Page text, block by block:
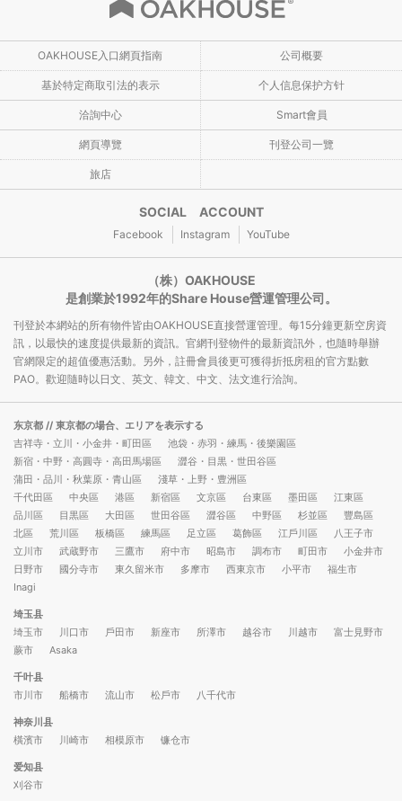
OAKHOUSE入口網頁指南 公司概要
基於特定商取引法的表示 个人信息保护方针
洽詢中心 Smart會員
網頁導覽 刊登公司一覽
旅店
SOCIAL ACCOUNT
Facebook Instagram YouTube
（株）OAKHOUSE
是創業於1992年的Share House營運管理公司。
刊登於本網站的所有物件皆由OAKHOUSE直接營運管理。每15分鐘更新空房資
訊，以最快的速度提供最新的資訊。官網刊登物件的最新資訊外，也隨時舉辦
官網限定的超值優惠活動。另外，註冊會員後更可獲得折抵房租的官方點數
PAO。歡迎隨時以日文、英文、韓文、中文、法文進行洽詢。
东京都 // 東京都の場合、エリアを表示する
吉祥寺・立川・小金井・町田區
池袋・赤羽・練馬・後樂園區
新宿・中野・高圓寺・高田馬場區
澀谷・目黒・世田谷區
蒲田・品川・秋葉原・青山區
淺草・上野・豊洲區
千代田區
中央區 港區 新宿區 文京區 台東區 墨田區
江東區
品川區
目黒區 大田區 世田谷區 澀谷區 中野區 杉並區
豐島區
北區
荒川區 板橋區 練馬區 足立區 葛飾區 江戶川區
八王子市
立川市
武蔵野市 三鷹市 府中市 昭島市 調布市 町田市
小金井市
日野市
國分寺市 東久留米市 多摩市 西東京市 小平市
福生市
Inagi
埼玉县
埼玉市
川口市 戶田市 新座市 所澤市 越谷市 川越市
富士見野市
蕨市
Asaka
千叶县
市川市
船橋市 流山市 松戶市 八千代市
神奈川县
橫濱市
川崎市 相模原市 镰仓市
爱知县
刈谷市